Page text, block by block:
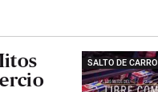
SALTO DE CARRO